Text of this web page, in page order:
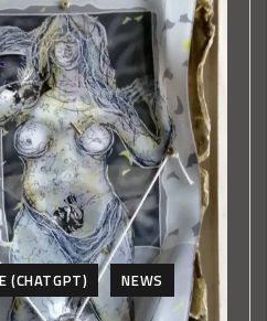
(CHATGPT)
NEWS